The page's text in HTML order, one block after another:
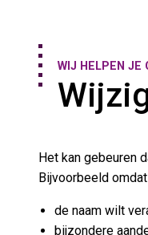
WIJ HELPEN JE
Het kan gebeuren
Bijvoorbeeld omdat
de naam wilt
bijzondere